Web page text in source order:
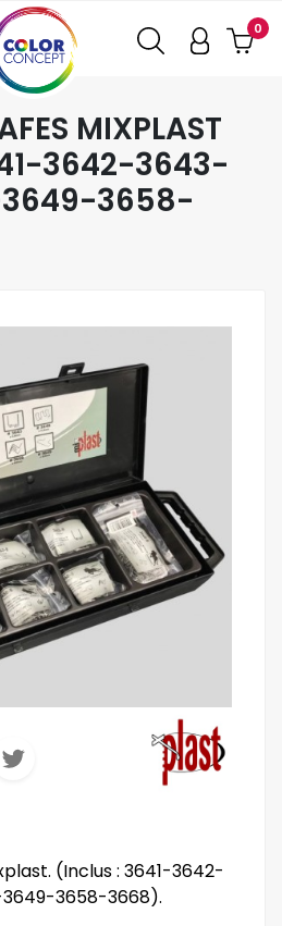
0
MIXPLAST
3642-3643-
3658-
(Inclus : 3641-3642-
3658-3668).